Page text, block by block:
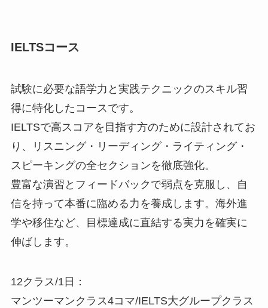
IELTSコース
試験に必要な語学力と実践テクニックのスキル習
得に特化したコースです。
IELTSで高スコアを目指す方のために設計されてお
り、リスニング・リーディング・ライティング・
スピーキングの全セクションを徹底強化。
豊富な演習とフィードバックで弱点を克服し、自
信を持って本番に臨める力を養成します。海外進
学や移住など、目標達成に直結する実力を確実に
伸ばします。
12クラス/1日：
マンツーマンクラス4コマ/IELTS大グループクラス